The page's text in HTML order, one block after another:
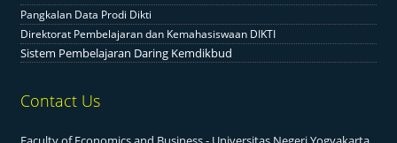
Pangkalan Data Prodi Dikti
Direktorat Pembelajaran dan Kemahasiswaan DIKTI
Sistem Pembelajaran Daring Kemdikbud
Contact Us